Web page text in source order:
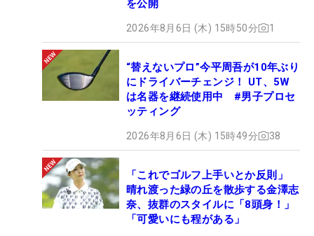
を公開
2026年8月6日 (木) 15時50分 1
“替えないプロ”今平周吾が10年ぶり
にドライバーチェンジ！ UT、5W
は名器を継続使用中 #男子プロセ
ッティング
2026年8月6日 (木) 15時49分 38
「これでゴルフ上手いとか反則」
晴れ渡った緑の丘を散歩する金澤志
奈、抜群のスタイルに「8頭身！」
「可愛いにも程がある」